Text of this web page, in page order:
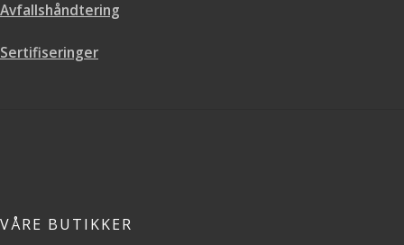
Avfallshåndtering
Sertifiseringer
VÅRE BUTIKKER